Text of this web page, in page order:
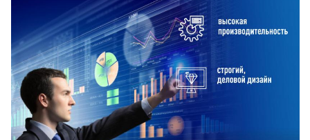
Смотреть проект